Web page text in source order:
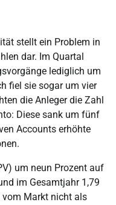
stellt ein Problem in
dar. Im Quartal
lediglich um
fiel sie sogar um vier
die Anleger die Zahl
Diese sank um fünf
Accounts erhöhte
um neun Prozent auf
im Gesamtjahr 1,79
vom Markt nicht als